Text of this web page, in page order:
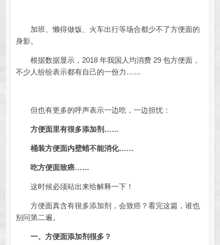
加班、懒得做饭、火车出行等场合都少不了方便面的
身影。
根据数据显示，2018 年我国人均消费 29 包方便面，
不少人纷纷表示都有自己的一份力……
但也有更多的呼声表示一边吃，一边担忧：
方便面里有很多添加剂……
桶装方便面内壁蜡不能消化……
吃方便面致癌……
这时候必须站出来给解释一下！
方便面真含有很多添加剂，会致癌？看完这篇，谁也
别问第二遍。
一、方便面添加剂很多？